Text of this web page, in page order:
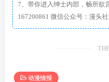
7、带你进入绅士内部，畅所欲
167200861 微信公众号：漫
动漫情报